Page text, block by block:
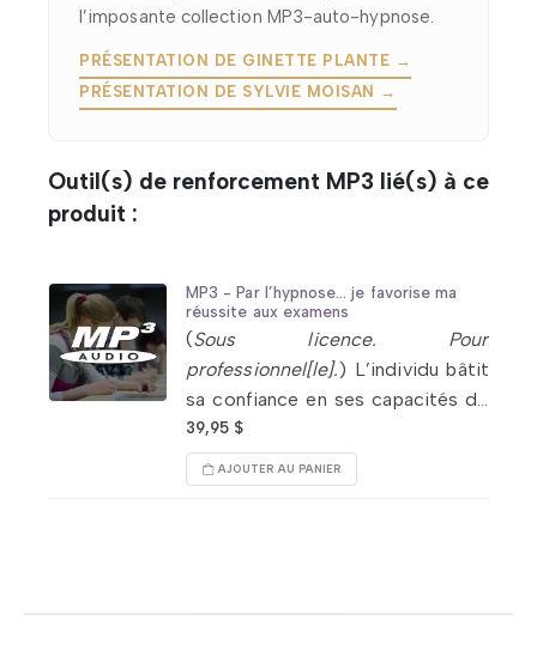
l’imposante collection MP3-auto-hypnose.
PRÉSENTATION DE GINETTE PLANTE →
PRÉSENTATION DE SYLVIE MOISAN →
Outil(s) de renforcement MP3 lié(s) à ce
produit :
MP3 - Par l’hypnose… je favorise ma
réussite aux examens
(Sous licence. Pour
professionnel[le].) L’individu bâtit
sa confiance en ses capacités de
réussite. Favorise l’amélioration de
la concentration, de la mémoire.
Fait participer le subconscient
39,95 $
AJOUTER AU PANIER